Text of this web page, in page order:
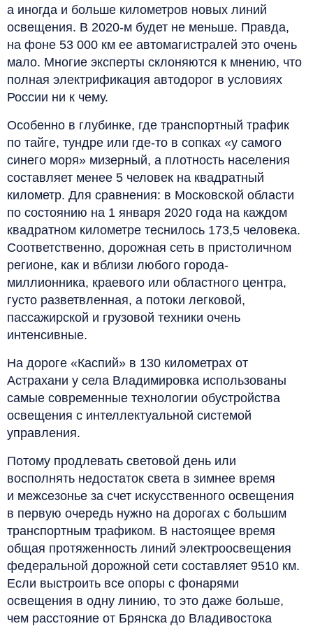
а иногда и больше километров новых линий
освещения. В 2020‑м будет не меньше. Правда,
на фоне 53 000 км ее автомагистралей это очень
мало. Многие эксперты склоняются к мнению, что
полная электрификация автодорог в условиях
России ни к чему.
Особенно в глубинке, где транспортный трафик
по тайге, тундре или где-то в сопках «у самого
синего моря» мизерный, а плотность населения
составляет менее 5 человек на квадратный
километр. Для сравнения: в Московской области
по состоянию на 1 января 2020 года на каждом
квадратном километре теснилось 173,5 человека.
Соответственно, дорожная сеть в пристоличном
регионе, как и вблизи любого города-
миллионника, краевого или областного центра,
густо разветвленная, а потоки легковой,
пассажирской и грузовой техники очень
интенсивные.
На дороге «Каспий» в 130 километрах от
Астрахани у села Владимировка использованы
самые современные технологии обустройства
освещения с интеллектуальной системой
управления.
Потому продлевать световой день или
восполнять недостаток света в зимнее время
и межсезонье за счет искусственного освещения
в первую очередь нужно на дорогах с большим
транспортным трафиком. В настоящее время
общая протяженность линий электроосвещения
федеральной дорожной сети составляет 9510 км.
Если выстроить все опоры с фонарями
освещения в одну линию, то это даже больше,
чем расстояние от Брянска до Владивостока